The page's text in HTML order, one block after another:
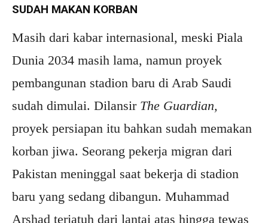
SUDAH MAKAN KORBAN
Masih dari kabar internasional, meski Piala
Dunia 2034 masih lama, namun proyek
pembangunan stadion baru di Arab Saudi
sudah dimulai. Dilansir The Guardian,
proyek persiapan itu bahkan sudah memakan
korban jiwa. Seorang pekerja migran dari
Pakistan meninggal saat bekerja di stadion
baru yang sedang dibangun. Muhammad
Arshad terjatuh dari lantai atas hingga tewas